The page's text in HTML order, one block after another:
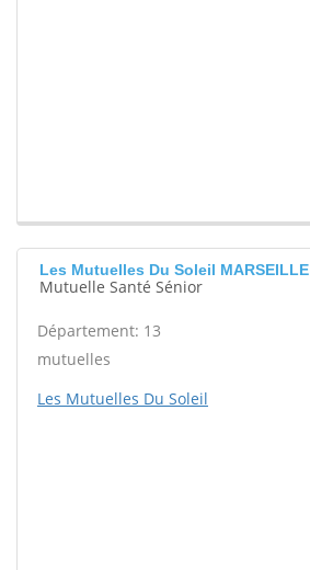
Les Mutuelles Du Soleil MARSEILLE
Mutuelle Santé Sénior
Département: 13
mutuelles
Les Mutuelles Du Soleil